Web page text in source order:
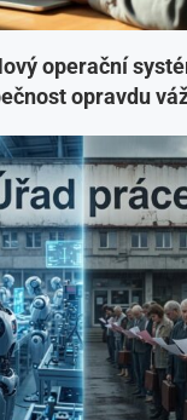
operační
opravdu